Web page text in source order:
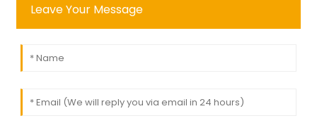
Leave Your Message